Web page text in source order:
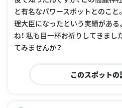
と有名なパワースポットとのこ
理大臣になったという実績がある
ね！ 私も目一杯お祈りしてきまし
てみませんか？
このスポットの